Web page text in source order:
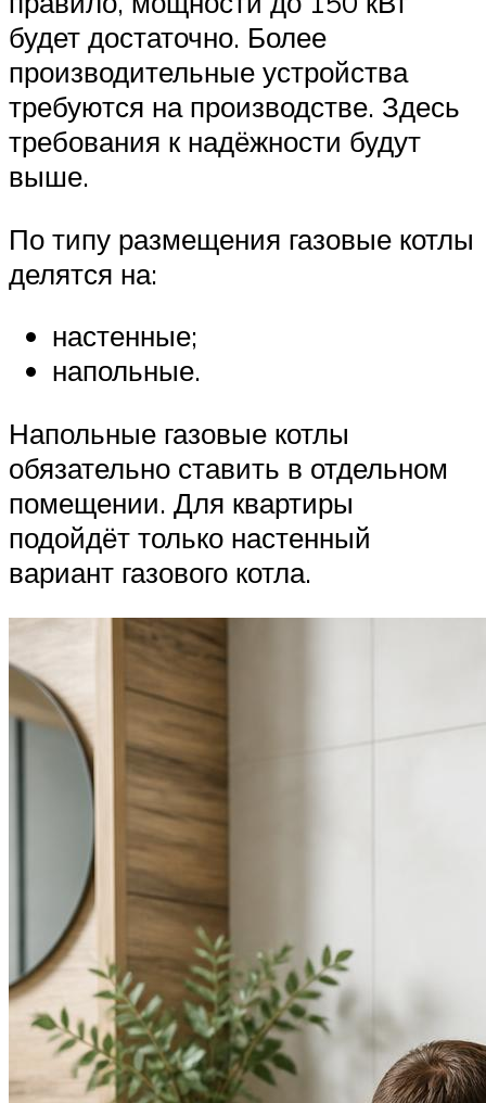
будет достаточно. Более
производительные устройства
требуются на производстве. Здесь
требования к надёжности будут
выше.
По типу размещения газовые котлы
делятся на:
настенные;
напольные.
Напольные газовые котлы
обязательно ставить в отдельном
помещении. Для квартиры
подойдёт только настенный
вариант газового котла.